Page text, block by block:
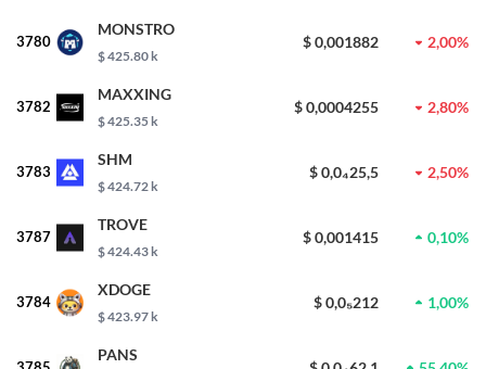
3780
MONSTRO
$ 425.80 k
$ 0,001882 2,00%
3782
MAXXING
$ 425.35 k
$ 0,0004255 2,80%
3783
SHM
$ 424.72 k
$ 0,0₄25,5 2,50%
3787
TROVE
$ 424.43 k
$ 0,001415 0,10%
3784
XDOGE
$ 423.97 k
$ 0,0₅212 1,00%
PANS